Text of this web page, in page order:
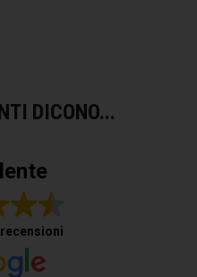
DICONO...